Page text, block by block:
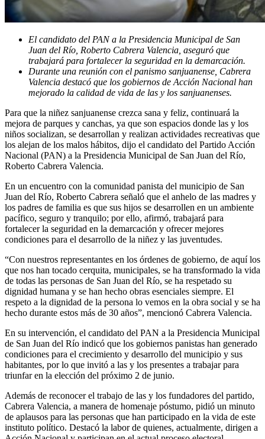
El candidato del PAN a la Presidencia Municipal de San
Juan del Río, Roberto Cabrera Valencia, aseguró que
trabajará para fortalecer la seguridad en la demarcación.
Durante una reunión con el panismo sanjuanense, Cabrera
Valencia destacó que los gobiernos de Acción Nacional han
mejorado la calidad de vida de las y los sanjuanenses.
Para que la niñez sanjuanense crezca sana y feliz, continuará la
mejora de parques y canchas, ya que son espacios donde las y los
niños socializan, se desarrollan y realizan actividades recreativas que
los alejan de los malos hábitos, dijo el candidato del Partido Acción
Nacional (PAN) a la Presidencia Municipal de San Juan del Río,
Roberto Cabrera Valencia.
En un encuentro con la comunidad panista del municipio de San
Juan del Río, Roberto Cabrera señaló que el anhelo de las madres y
los padres de familia es que sus hijos se desarrollen en un ambiente
pacífico, seguro y tranquilo; por ello, afirmó, trabajará para
fortalecer la seguridad en la demarcación y ofrecer mejores
condiciones para el desarrollo de la niñez y las juventudes.
“Con nuestros representantes en los órdenes de gobierno, de aquí los
que nos han tocado cerquita, municipales, se ha transformado la vida
de todas las personas de San Juan del Río, se ha respetado su
dignidad humana y se han hecho obras esenciales siempre. El
respeto a la dignidad de la persona lo vemos en la obra social y se ha
hecho durante estos más de 30 años”, mencionó Cabrera Valencia.
En su intervención, el candidato del PAN a la Presidencia Municipal
de San Juan del Río indicó que los gobiernos panistas han generado
condiciones para el crecimiento y desarrollo del municipio y sus
habitantes, por lo que invitó a las y los presentes a trabajar para
triunfar en la elección del próximo 2 de junio.
Además de reconocer el trabajo de las y los fundadores del partido,
Cabrera Valencia, a manera de homenaje póstumo, pidió un minuto
de aplausos para las personas que han participado en la vida de este
instituto político. Destacó la labor de quienes, actualmente, dirigen a